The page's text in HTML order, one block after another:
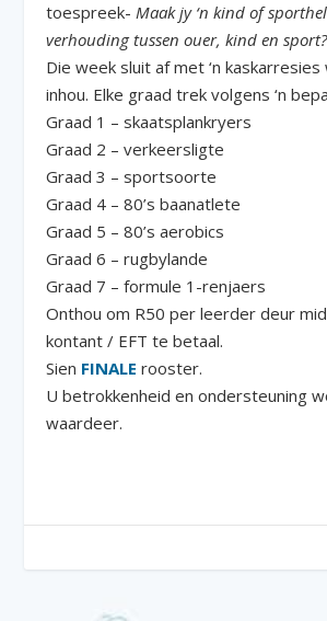
toespreek-Maak jy ‘n kind of
verhouding tussen ouer, kind en sport?
Die week sluit af met ‘n
inhou. Elke graad trek volgens ‘n
Graad 1 – skaatsplankryers
Graad 2 – verkeersligte
Graad 3 – sportsoorte
Graad 4 – 80’s baanatlete
Graad 5 – 80’s aerobics
Graad 6 – rugbylande
Graad 7 – formule 1-renjaers
Onthou om R50 per leerder deur
kontant / EFT te betaal.
Sien FINALE rooster.
U betrokkenheid en ondersteuning
waardeer.